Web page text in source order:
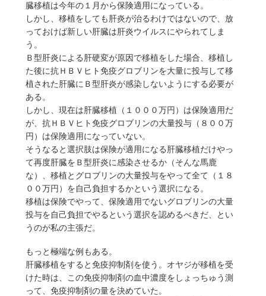
臓移植は今年の１月から保険適用になっている。
しかし、移植をしても肝炎が治るわけではないので、放
っておけば新しい肝臓は肝炎ウイルスにやられてしま
う。
Ｂ型肝炎による肝硬変が原因で移植をした場合、移植し
た後に抗ＨＢＶヒト免疫グロブリンを大量に投与して移
植された肝臓にＢ型肝炎が感染しないようにする必要が
ある。
しかし、現在は肝臓移植（１０００万円）は保険適用だ
が、抗ＨＢＶヒト免疫グロブリンの大量投与（８００万
円）は保険適用になっていない。
そうなると選択肢は保険が適用になる肝臓移植だけやっ
て再度肝臓をＢ型肝炎に感染させるか（そんな馬鹿
な）、移植とグロブリンの大量投与をやって全て（１８
００万円）を自己負担するかという選択になる。
移植は保険でやって、保険適用でないグロブリンの大量
投与を自己負担でやるという選択を認めるべきだ、とい
うのが私の主張だ。
もっと極端な例もある。
肝臓移植をすると免疫抑制剤を使う。オヤジが移植を受
けた時は、この免疫抑制剤の血中濃度をしょっちゅう測
って、免疫抑制剤の量を決めていた。